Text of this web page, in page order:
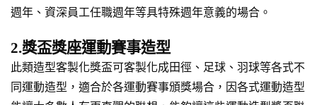
週年、資深員工任職週年等具特殊週年意義的場合。
2.獎盃獎座運動賽事造型
此類造型客製化獎盃可客製化成田徑、足球、羽球等各式不
同運動造型，適合於各運動賽事頒獎場合，因各式運動造型